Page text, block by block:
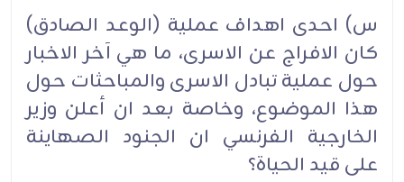
س) احدى اهداف عملية (الوعد الصادق)
كان الافراج عن الاسرى، ما هي آخر الاخبار
حول عملية تبادل الاسرى والمباحثات حول
هذا الموضوع، وخاصة بعد ان أعلن وزير
الخارجية الفرنسي ان الجنود الصهاينة
على قيد الحياة؟